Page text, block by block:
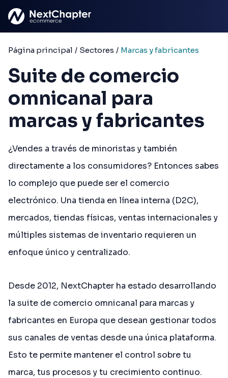
Página principal / Sectores / Marcas y fabricantes
Suite de comercio
omnicanal para
marcas y fabricantes
¿Vendes a través de minoristas y también
directamente a los consumidores? Entonces sabes
lo complejo que puede ser el comercio
electrónico. Una tienda en línea interna (D2C),
mercados, tiendas físicas, ventas internacionales y
múltiples sistemas de inventario requieren un
enfoque único y centralizado.
Desde 2012, NextChapter ha estado desarrollando
la suite de comercio omnicanal para marcas y
fabricantes en Europa que desean gestionar todos
sus canales de ventas desde una única plataforma.
Esto te permite mantener el control sobre tu
marca, tus procesos y tu crecimiento continuo.